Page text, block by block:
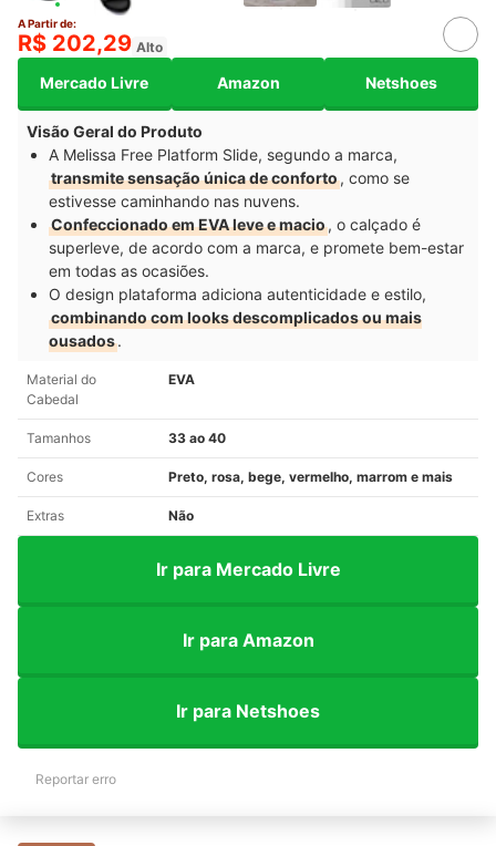
A Partir de:
R$ 202,29 Alto
Mercado Livre Amazon Netshoes
Visão Geral do Produto
A Melissa Free Platform Slide, segundo a marca,
transmite sensação única de conforto, como se
estivesse caminhando nas nuvens.
Confeccionado em EVA leve e macio, o calçado é
superleve, de acordo com a marca, e promete bem-estar
em todas as ocasiões.
O design plataforma adiciona autenticidade e estilo,
combinando com looks descomplicados ou mais
ousados.
Material do
Cabedal
EVA
Tamanhos 33 ao 40
Cores Preto, rosa, bege, vermelho, marrom e mais
Extras Não
Ir para Mercado Livre
Ir para Amazon
Ir para Netshoes
Reportar erro